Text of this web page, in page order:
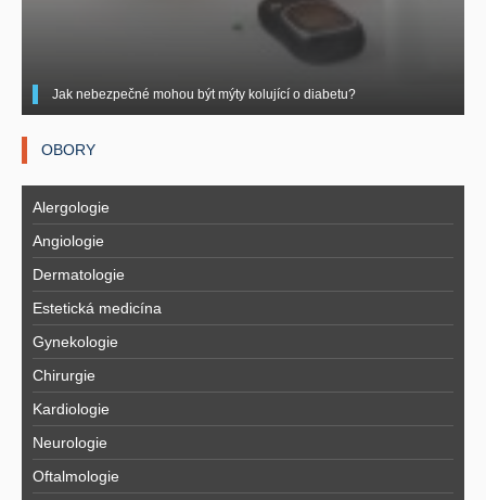
Jak nebezpečné mohou být mýty kolující o diabetu?
OBORY
Alergologie
Angiologie
Dermatologie
Estetická medicína
Gynekologie
Chirurgie
Kardiologie
Neurologie
Oftalmologie